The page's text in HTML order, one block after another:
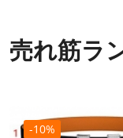
売れ筋ラ
-10%